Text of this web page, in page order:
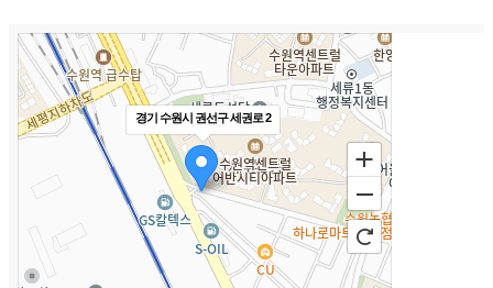
경기 수원시 권선구 세권로 2